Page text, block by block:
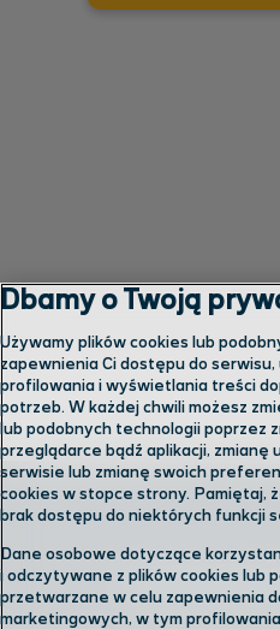
Skontaktuj
Dbamy o Twoją
Używamy plików cookies lub
zapewnienia Ci dostępu do serwisu,
profilowania i wyświetlania treści
potrzeb. W każdej chwili możesz
lub podobnych technologii poprzez
przeglądarce bądź aplikacji,
serwisie lub zmianę swoich
cookies w stopce strony. Pamiętaj,
brak dostępu do niektórych funkcji
Dane osobowe dotyczące
i odczytywane z plików cookies lub
przetwarzane w celu zapewnienia
marketingowych, w tym